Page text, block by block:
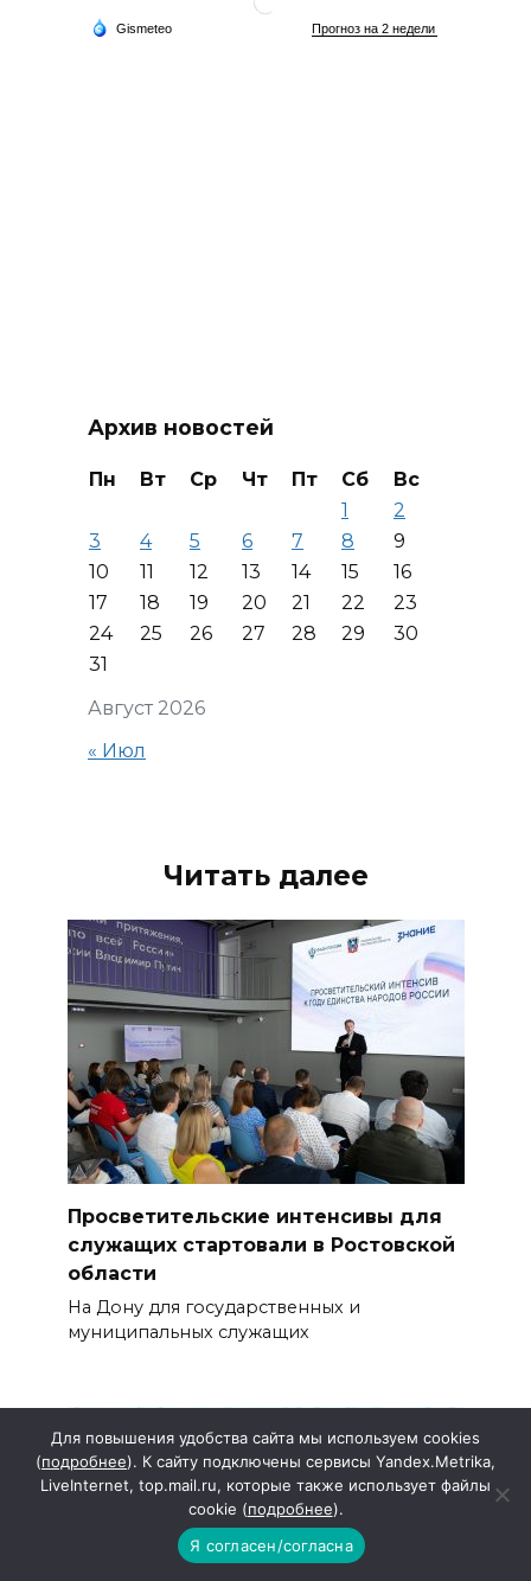
Архив новостей
Август 2026
Пн Вт Ср Чт Пт Сб
Вс
1
2
3
4 5 6 7 8
9
10
11 12 13 14 15
16
17
18 19 20 21 22
23
24
25 26 27 28 29
30
31
« Июл
Читать далее
Просветительские интенсивы для
служащих стартовали в Ростовской
области
На Дону для государственных и
муниципальных служащих
Для повышения удобства сайта мы используем cookies
(подробнее). К сайту подключены сервисы Yandex.Metrika,
LiveInternet, top.mail.ru, которые также использует файлы
cookie (подробнее).
Я согласен/согласна